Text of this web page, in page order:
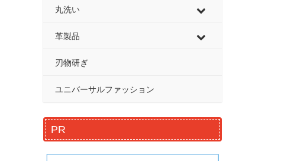
丸洗い
革製品
刃物研ぎ
ユニバーサルファッション
PR